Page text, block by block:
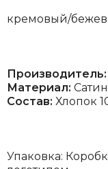
кремовый/
Производитель:
Материал: Сатин
Состав: Хлопок
Упаковка: